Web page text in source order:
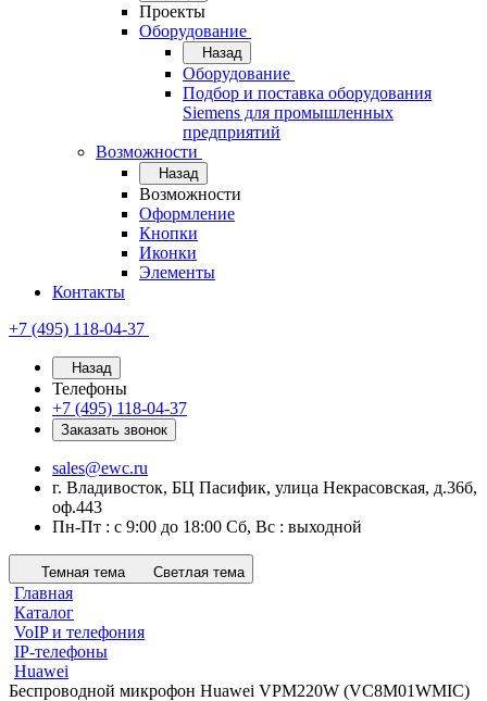
Проекты
Оборудование
Назад
Оборудование
Подбор и поставка оборудования
Siemens для промышленных
предприятий
Возможности
Назад
Возможности
Оформление
Кнопки
Иконки
Элементы
Контакты
+7 (495) 118-04-37
Назад
Телефоны
+7 (495) 118-04-37
Заказать звонок
sales@ewc.ru
г. Владивосток, БЦ Пасифик, улица Некрасовская, д.36б,
оф.443
Пн-Пт : с 9:00 до 18:00 Сб, Вс : выходной
Темная тема Светлая тема
Главная
Каталог
VoIP и телефония
IP-телефоны
Huawei
Беспроводной микрофон Huawei VPM220W (VC8M01WMIC)